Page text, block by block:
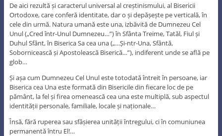
De aici rezultă și caracterul universal al creștinismului, al Bisericii
Ortodoxe, care conferă identitate, dar o și depășește pe verticală, în
cele din urmă. Natura umană este una, izbăvită de Dumnezeu Cel
Unul („Cred într-Unul Dumnezeu…”) în Sfânta Treime, Tatăl, Fiul și
Duhul Sfânt, în Biserica Sa cea una („…Și-ntr-Una, Sfântă,
Sobornicească și Apostolească Biserică…”), indiferent unde se află pe
glob…
Și așa cum Dumnezeu Cel Unul este totodată întreit în persoane, iar
Biserica cea Una este formată din Bisericile din fiecare loc de pe
pământ, la fel și firea omenească cea una este multiplă, sub aspectul
identității personale, familiale, locale și naționale…
Însă, fără ruperea sau sfâșierea unității întregului, ci în comuniunea
permanentă întru El!…